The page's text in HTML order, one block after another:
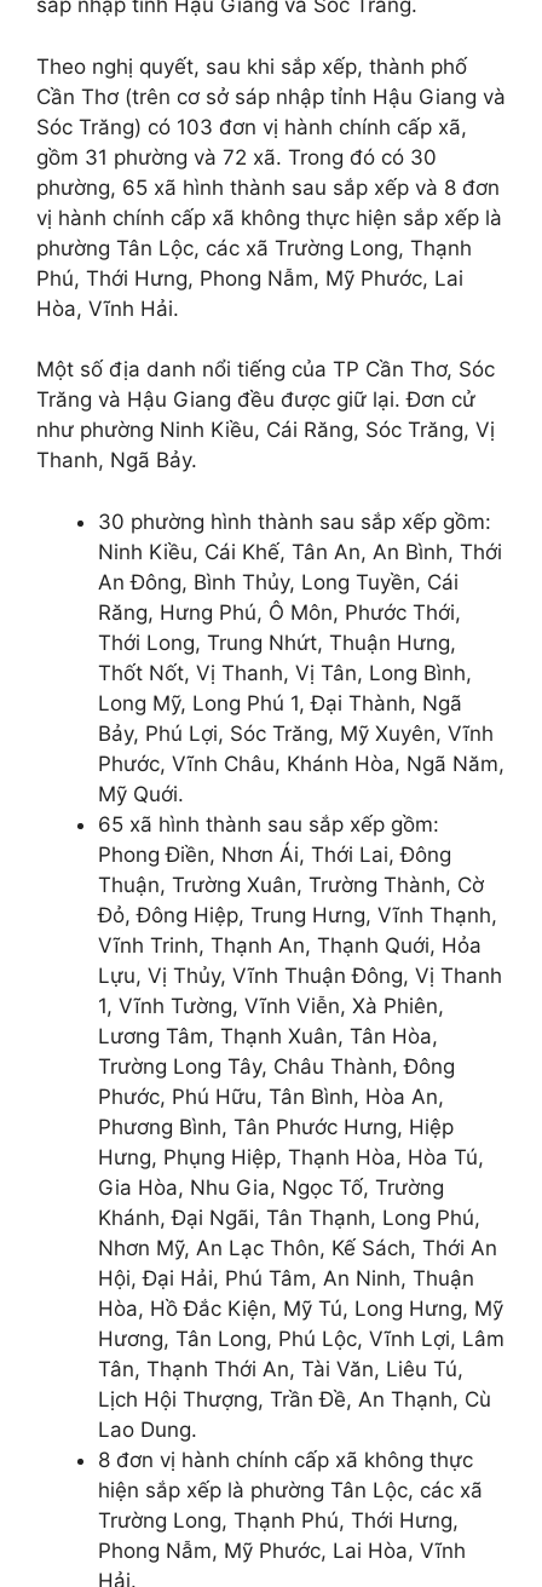
sáp nhập tỉnh Hậu Giang và Sóc Trăng.
Theo nghị quyết, sau khi sắp xếp, thành phố
Cần Thơ (trên cơ sở sáp nhập tỉnh Hậu Giang và
Sóc Trăng) có 103 đơn vị hành chính cấp xã,
gồm 31 phường và 72 xã. Trong đó có 30
phường, 65 xã hình thành sau sắp xếp và 8 đơn
vị hành chính cấp xã không thực hiện sắp xếp là
phường Tân Lộc, các xã Trường Long, Thạnh
Phú, Thới Hưng, Phong Nẫm, Mỹ Phước, Lai
Hòa, Vĩnh Hải.
Một số địa danh nổi tiếng của TP Cần Thơ, Sóc
Trăng và Hậu Giang đều được giữ lại. Đơn cử
như phường Ninh Kiều, Cái Răng, Sóc Trăng, Vị
Thanh, Ngã Bảy.
30 phường hình thành sau sắp xếp gồm:
Ninh Kiều, Cái Khế, Tân An, An Bình, Thới
An Đông, Bình Thủy, Long Tuyền, Cái
Răng, Hưng Phú, Ô Môn, Phước Thới,
Thới Long, Trung Nhứt, Thuận Hưng,
Thốt Nốt, Vị Thanh, Vị Tân, Long Bình,
Long Mỹ, Long Phú 1, Đại Thành, Ngã
Bảy, Phú Lợi, Sóc Trăng, Mỹ Xuyên, Vĩnh
Phước, Vĩnh Châu, Khánh Hòa, Ngã Năm,
Mỹ Quới.
65 xã hình thành sau sắp xếp gồm:
Phong Điền, Nhơn Ái, Thới Lai, Đông
Thuận, Trường Xuân, Trường Thành, Cờ
Đỏ, Đông Hiệp, Trung Hưng, Vĩnh Thạnh,
Vĩnh Trinh, Thạnh An, Thạnh Quới, Hỏa
Lựu, Vị Thủy, Vĩnh Thuận Đông, Vị Thanh
1, Vĩnh Tường, Vĩnh Viễn, Xà Phiên,
Lương Tâm, Thạnh Xuân, Tân Hòa,
Trường Long Tây, Châu Thành, Đông
Phước, Phú Hữu, Tân Bình, Hòa An,
Phương Bình, Tân Phước Hưng, Hiệp
Hưng, Phụng Hiệp, Thạnh Hòa, Hòa Tú,
Gia Hòa, Nhu Gia, Ngọc Tố, Trường
Khánh, Đại Ngãi, Tân Thạnh, Long Phú,
Nhơn Mỹ, An Lạc Thôn, Kế Sách, Thới An
Hội, Đại Hải, Phú Tâm, An Ninh, Thuận
Hòa, Hồ Đắc Kiện, Mỹ Tú, Long Hưng, Mỹ
Hương, Tân Long, Phú Lộc, Vĩnh Lợi, Lâm
Tân, Thạnh Thới An, Tài Văn, Liêu Tú,
Lịch Hội Thượng, Trần Đề, An Thạnh, Cù
Lao Dung.
8 đơn vị hành chính cấp xã không thực
hiện sắp xếp là phường Tân Lộc, các xã
Trường Long, Thạnh Phú, Thới Hưng,
Phong Nẫm, Mỹ Phước, Lai Hòa, Vĩnh
Hải.